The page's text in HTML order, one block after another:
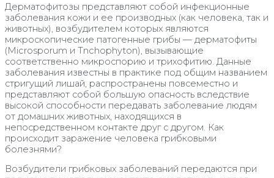
Дерматофитозы представляют собой инфекционные
заболевания кожи и ее производных (как человека, так и
животных), возбудителем которых являются
микроскопические патогенные грибы — дерматофиты
(Microsporum и Tnchophyton), вызывающие
соответственно микроспорию и трихофитию. Данные
заболевания известны в практике под общим названием
стригущий лишай, распространены повсеместно и
представляют собой большую опасность вследствие
высокой способности передавать заболевание людям
от домашних животных, находящихся в
непосредственном контакте друг с другом. Как
происходит заражение человека грибковыми
болезнями?
Возбудители грибковых заболеваний передаются при